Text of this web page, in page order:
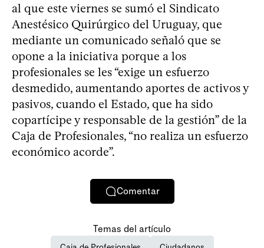
al que este viernes se sumó el Sindicato
Anestésico Quirúrgico del Uruguay, que
mediante un comunicado señaló que se
opone a la iniciativa porque a los
profesionales se les “exige un esfuerzo
desmedido, aumentando aportes de activos y
pasivos, cuando el Estado, que ha sido
copartícipe y responsable de la gestión” de la
Caja de Profesionales, “no realiza un esfuerzo
económico acorde”.
Comentar
Temas del artículo